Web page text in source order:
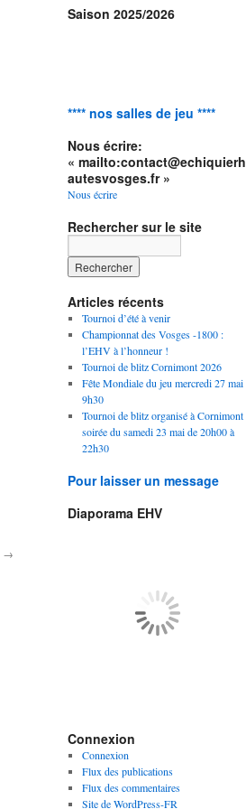
→
Saison 2025/2026
**** nos salles de jeu ****
Nous écrire:
« mailto:contact@echiquierh
autesvosges.fr »
Nous écrire
Rechercher sur le site
Articles récents
Tournoi d’été à venir
Championnat des Vosges -1800 :
l’EHV à l’honneur !
Tournoi de blitz Cornimont 2026
Fête Mondiale du jeu mercredi 27 mai
9h30
Tournoi de blitz organisé à Cornimont
soirée du samedi 23 mai de 20h00 à
22h30
Pour laisser un message
Diaporama EHV
Connexion
Connexion
Flux des publications
Flux des commentaires
Site de WordPress-FR